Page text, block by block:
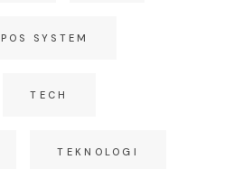
POS SYSTEM
TECH
TEKNOLOGI